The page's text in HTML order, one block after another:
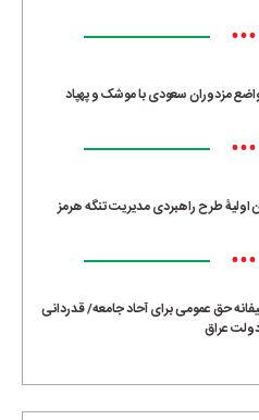
•••
مزدوران سعودی با موشک و پهپاد
•••
اولیۀ طرح راهبردی مدیریت تنگه هرمز
•••
حق عمومی برای آحاد جامعه/ قدردانی
عراق